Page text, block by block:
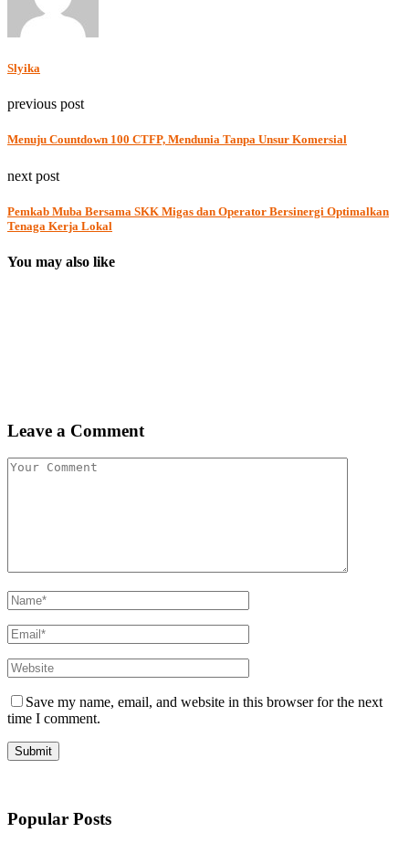
Slyika
previous post
Menuju Countdown 100 CTFP, Mendunia Tanpa Unsur Komersial
next post
Pemkab Muba Bersama SKK Migas dan Operator Bersinergi Optimalkan
Tenaga Kerja Lokal
You may also like
Leave a Comment
Save my name, email, and website in this browser for the next
time I comment.
Popular Posts